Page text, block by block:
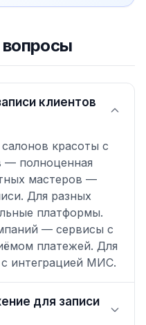
клиентов
красоты с
— полноценная
мастеров —
Для разных
платформы.
— сервисы с
платежей. Для
интеграцией МИС.
для записи